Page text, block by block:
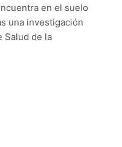
en el suelo
una investigación
Salud de la